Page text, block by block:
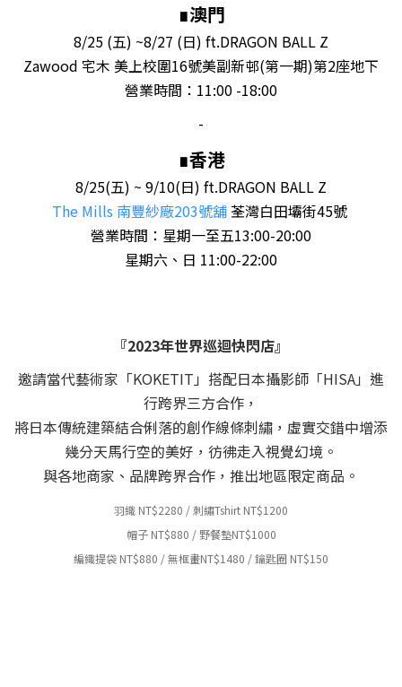
∎澳門
8/25 (五) ~8/27 (日) ft.DRAGON BALL Z
Zawood 宅木 美上校圍16號美副新邨(第一期)第2座地下
營業時間：11:00 -18:00
-
∎香港
8/25(五) ~ 9/10(日) ft.DRAGON BALL Z
The Mills 南豐紗廠203號舖 荃灣白田壩街45號
營業時間：星期一至五13:00-20:00
星期六、日 11:00-22:00
『2023年世界巡迴快閃店』
邀請當代藝術家「KOKETIT」搭配日本攝影師「HISA」進
行跨界三方合作，
將日本傳統建築結合俐落的創作線條刺繡，虛實交錯中增添
幾分天馬行空的美好，彷彿走入視覺幻境。
與各地商家、品牌跨界合作，推出地區限定商品。
羽織 NT$2280 /刺繡Tshirt NT$1200
帽子 NT$880 / 野餐墊NT$1000
編織提袋 NT$880 /無框畫NT$1480 / 鑰匙圈 NT$150